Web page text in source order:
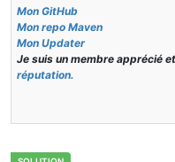
       }
return
    }
    {
    }
Mon GitHub
Mon repo Maven
Mon Updater
Je suis un membre apprécié
réputation.